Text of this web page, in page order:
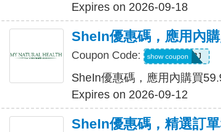
Expires on 2026-09-18
SheIn優惠碼，應用內
Coupon Code: VJTWP3J
show coupon
SheIn優惠碼，應用內購買
Expires on 2026-09-12
SheIn優惠碼，精選訂